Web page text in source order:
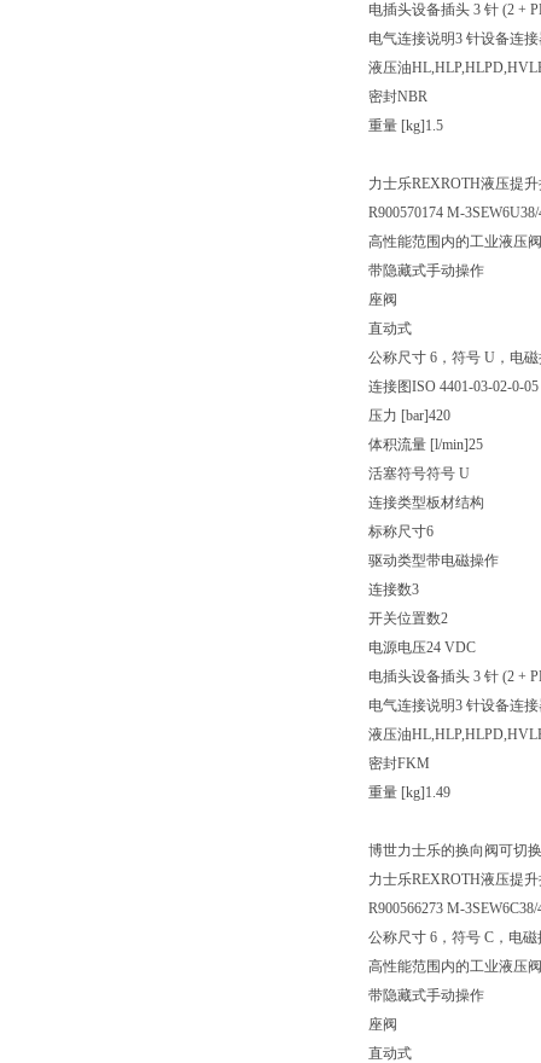
电插头设备插头 3 针 (2 +
电气连接说明3 针设备连接
液压油
密封NBR
重量 [kg]1.5
力士乐REXROTH液压提
R900570174 M-
高性能范围内的工业液压
带隐藏式手动操作
座阀
直动式
公称尺寸 6，符号 U，电
连接图ISO 4401-03-02-0-05
压力 [bar]420
体积流量 [l/min]25
活塞符号符号 U
连接类型板材结构
标称尺寸6
驱动类型带电磁操作
连接数3
开关位置数2
电源电压24 VDC
电插头设备插头 3 针 (2 +
电气连接说明3 针设备连接
液压油
密封FKM
重量 [kg]1.49
博世力士乐的换向阀可切
力士乐REXROTH液压提
R900566273 M-
公称尺寸 6，符号 C，电
高性能范围内的工业液压
带隐藏式手动操作
座阀
直动式